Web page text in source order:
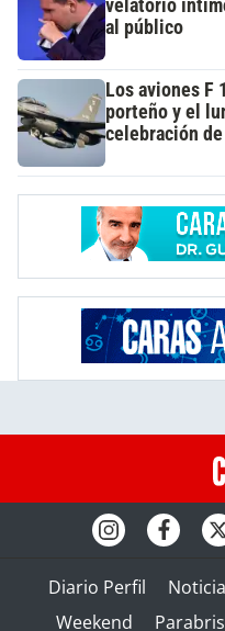
velatorio
al público
Los aviones F
porteño y el
celebración
Diario Perfil
Weekend